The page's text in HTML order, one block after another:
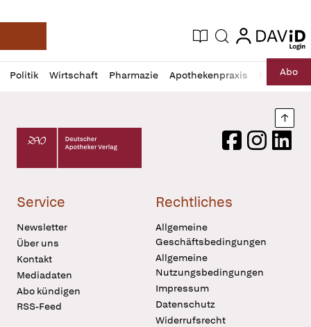
Deutsche Apotheker Zeitung
Aktuelle Ausgabe
Suche login
login
Politik Wirtschaft Pharmazie Apothekenpraxis RechtAbo
Profil
öffnen
Daz
Pur
Deutscher Apotheker Verlag Logo
FacebookInstagram
Service
Newsletter
Über uns
Kontakt
Mediadaten
Abo kündigen
RSS-Feed
Rechtliches
Allgemeine
Geschäftsbedingungen
Allgemeine
Nutzungsbedingungen
Impressum
Datenschutz
Widerrufsrecht